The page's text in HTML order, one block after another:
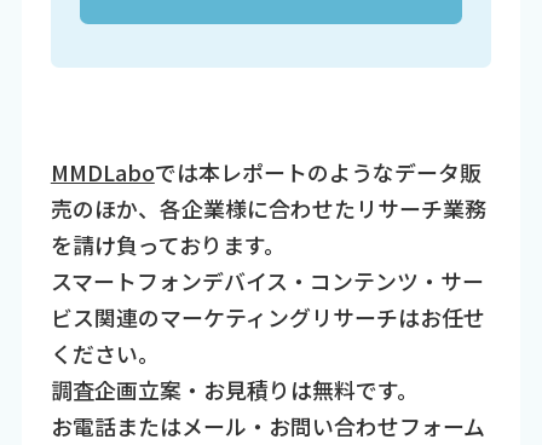
MMDLaboでは本レポートのようなデータ販
売のほか、各企業様に合わせたリサーチ業務
を請け負っております。
スマートフォンデバイス・コンテンツ・サー
ビス関連のマーケティングリサーチはお任せ
ください。
調査企画立案・お見積りは無料です。
お電話またはメール・お問い合わせフォーム